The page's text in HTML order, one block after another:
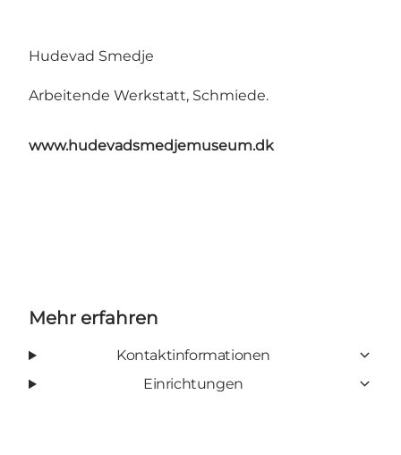
Hudevad Smedje
Arbeitende Werkstatt, Schmiede.
www.hudevadsmedjemuseum.dk
Mehr erfahren
Kontaktinformationen
Einrichtungen